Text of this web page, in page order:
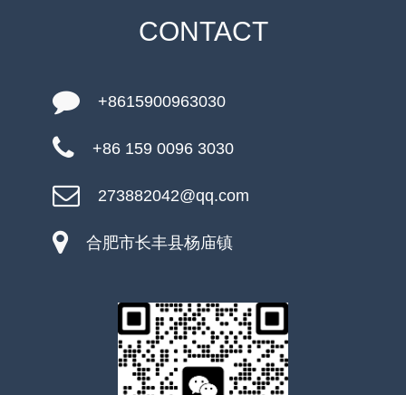
CONTACT
+8615900963030
+86 159 0096 3030
273882042@qq.com
合肥市长丰县杨庙镇